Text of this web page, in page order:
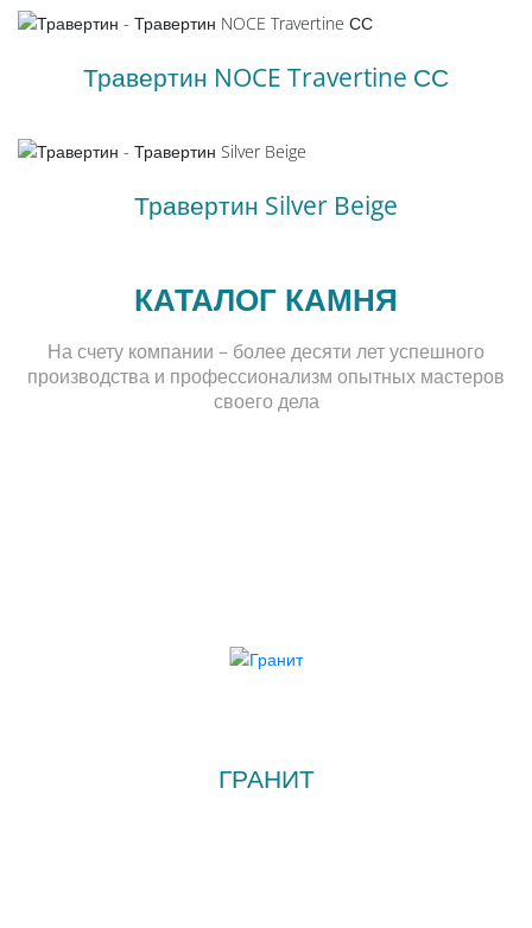
Травертин NOCE Travertine СС
Травертин Silver Beige
КАТАЛОГ КАМНЯ
На счету компании – более десяти лет успешного
производства и профессионализм опытных мастеров
своего дела
ГРАНИТ